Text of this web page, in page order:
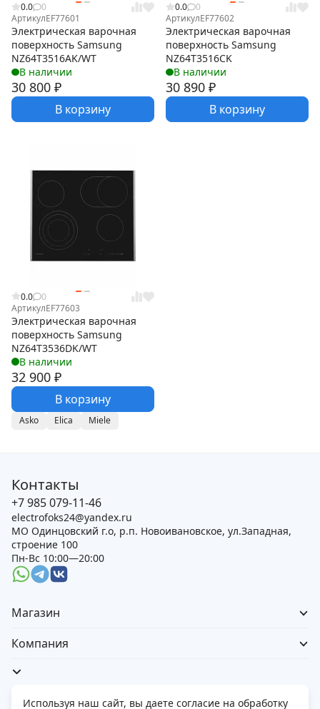
0.0
0
АртикулEF77601
Электрическая варочная
поверхность Samsung
NZ64T3516AK/WT
В наличии
30 800 ₽
В корзину
0.0
0
АртикулEF77602
Электрическая варочная
поверхность Samsung
NZ64T3516CK
В наличии
30 890 ₽
В корзину
0.0
0
АртикулEF77603
Электрическая варочная
поверхность Samsung
NZ64T3536DK/WT
В наличии
32 900 ₽
В корзину
Asko Elica Miele
Контакты
+7 985 079-11-46
electrofoks24@yandex.ru
МО Одинцовский г.о, р.п. Новоивановское, ул.Западная,
строение 100
Пн-Вс 10:00—20:00
Магазин
Компания
Используя наш сайт, вы даете согласие на обработку